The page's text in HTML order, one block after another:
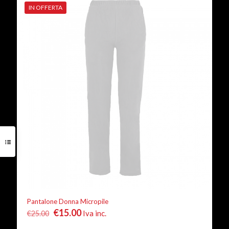
IN OFFERTA
Pantalone Donna Micropile
€25.00 Il
€15.00IlIva inc.